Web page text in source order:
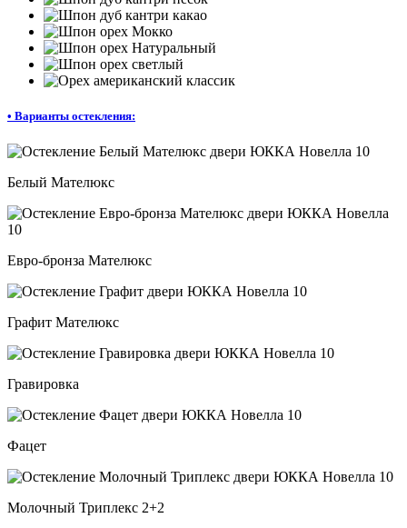
• Варианты остекления:
Белый Мателюкс
Евро-бронза Мателюкс
Графит Мателюкс
Гравировка
Фацет
Молочный Триплекс 2+2